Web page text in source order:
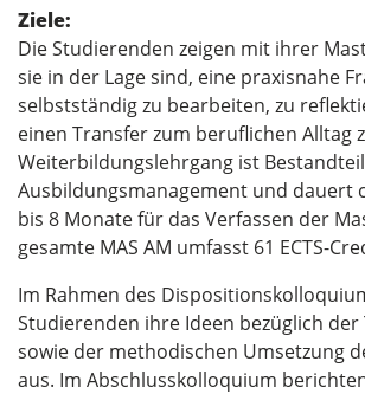
Ziele:
Die Studierenden zeigen mit ihrer
sie in der Lage sind, eine praxisnahe
selbstständig zu bearbeiten, zu
einen Transfer zum beruflichen Alltag
Weiterbildungslehrgang ist Bestandteil
Ausbildungsmanagement und dauert
bis 8 Monate für das Verfassen der
gesamte MAS AM umfasst 61 ECTS-
Im Rahmen des
Studierenden ihre Ideen bezüglich der
sowie der methodischen Umsetzung
aus. Im Abschlusskolloquium